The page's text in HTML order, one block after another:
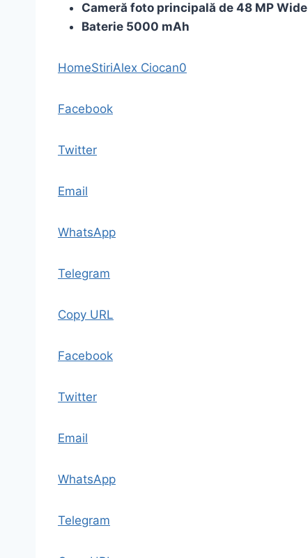
Cameră foto principală de 48 MP Wide
Baterie 5000 mAh
HomeStiriAlex Ciocan0
Facebook
Twitter
Email
WhatsApp
Telegram
Copy URL
Facebook
Twitter
Email
WhatsApp
Telegram